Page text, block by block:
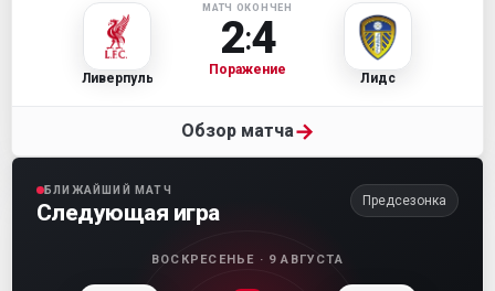
Ливерпуль
МАТЧ ОКОНЧЕН
2:4
Поражение
Лидс
Обзор матча→
БЛИЖАЙШИЙ МАТЧ
Следующая игра Предсезонка
ВОСКРЕСЕНЬЕ · 9 АВГУСТА